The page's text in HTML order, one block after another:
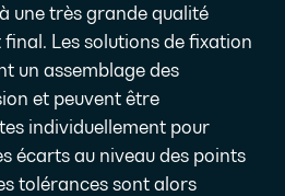
une très grande qualité
Les solutions de fixation
un assemblage des
et peuvent être
individuellement pour
écarts au niveau des points
tolérances sont alors